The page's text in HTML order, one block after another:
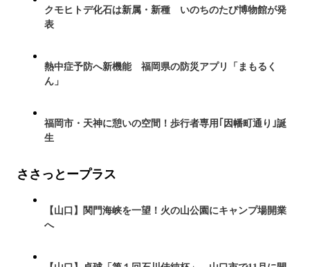
クモヒトデ化石は新属・新種 いのちのたび博物館が発
表
熱中症予防へ新機能 福岡県の防災アプリ「まもるく
ん」
福岡市・天神に憩いの空間！歩行者専用｢因幡町通り｣誕
生
ささっとープラス
【山口】関門海峡を一望！火の山公園にキャンプ場開業
へ